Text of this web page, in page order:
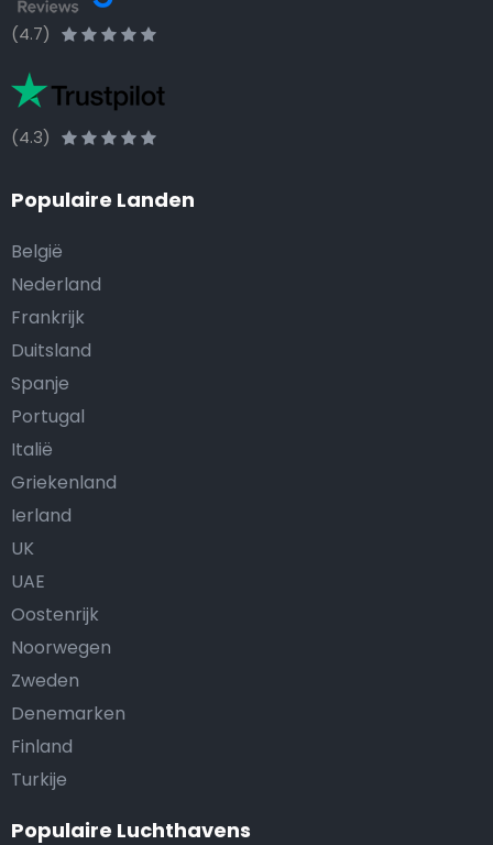
(4.7)
(4.3)
Populaire Landen
België
Nederland
Frankrijk
Duitsland
Spanje
Portugal
Italië
Griekenland
Ierland
UK
UAE
Oostenrijk
Noorwegen
Zweden
Denemarken
Finland
Turkije
Populaire Luchthavens